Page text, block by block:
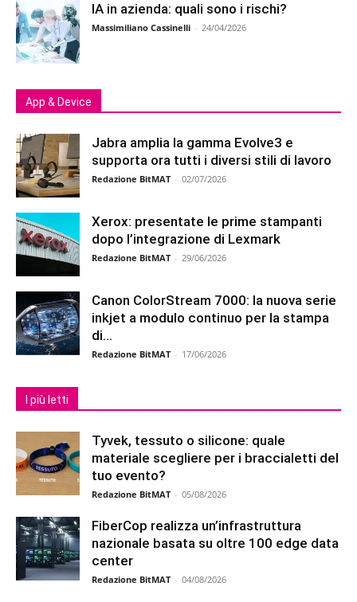
IA in azienda: quali sono i rischi?
Massimiliano Cassinelli - 24/04/2026
App & Device
Jabra amplia la gamma Evolve3 e
supporta ora tutti i diversi stili di lavoro
Redazione BitMAT - 02/07/2026
Xerox: presentate le prime stampanti
dopo l’integrazione di Lexmark
Redazione BitMAT - 29/06/2026
Canon ColorStream 7000: la nuova serie
inkjet a modulo continuo per la stampa
di...
Redazione BitMAT - 17/06/2026
I più letti
Tyvek, tessuto o silicone: quale
materiale scegliere per i braccialetti del
tuo evento?
Redazione BitMAT - 05/08/2026
FiberCop realizza un’infrastruttura
nazionale basata su oltre 100 edge data
center
Redazione BitMAT - 04/08/2026